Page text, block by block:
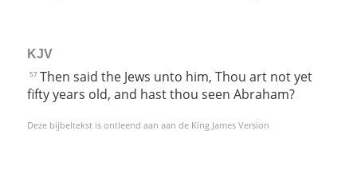
KJV
57 Then said the Jews unto him, Thou art not yet
fifty years old, and hast thou seen Abraham?
Deze bijbeltekst is ontleend aan aan de King James Version